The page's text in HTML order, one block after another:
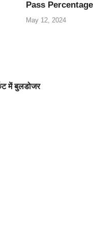
Pass
May 12, 2024
में बुलडोजर